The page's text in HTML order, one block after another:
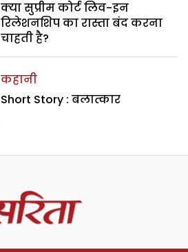
क्या सुप्रीम कोर्ट लिव-इन
रिलेशनशिप का रास्ता बंद करना
चाहती है?
कहानी
Short Story : बलात्कार